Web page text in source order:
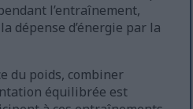
l’entraînement,
dépense d’énergie par la
du poids, combiner
équilibrée est